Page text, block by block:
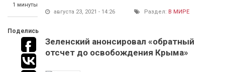
1 минуты
Поделись
августа 23, 2021 - 14:26 Раздел: В МИРЕ
Зеленский анонсировал «обратный
отсчет до освобождения Крыма»